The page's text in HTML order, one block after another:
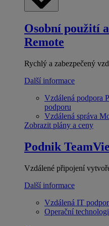
Osobní použití
Remote
Rychlý a zabezpečený
Další informace
Vzdálená podpora
podporu
Vzdálená správa
Zobrazit plány a ceny
Podnik
Vzdálené připojení
Další informace
Vzdálená IT
Operační